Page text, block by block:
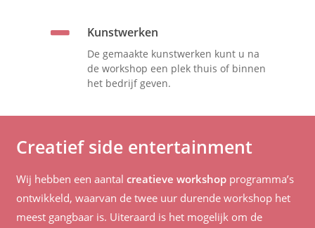
Kunstwerken
De gemaakte kunstwerken kunt u na
de workshop een plek thuis of binnen
het bedrijf geven.
Creatief side entertainment
Wij hebben een aantal creatieve workshopprogramma’s
ontwikkeld, waarvan de twee uur durende workshop het
meest gangbaar is. Uiteraard is het mogelijk om de